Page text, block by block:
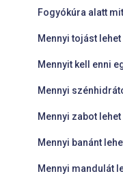
Fogyókúra alatt
Mennyi tojást
Mennyit kell enni
Mennyi
Mennyi zabot
Mennyi banánt
Mennyi mandulát